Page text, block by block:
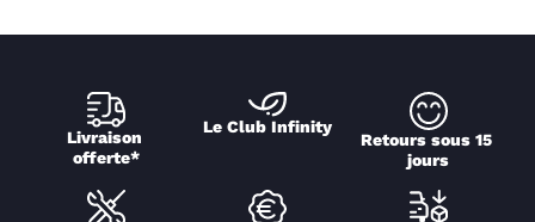
Livraison
offerte*
Le Club Infinity
Retours sous 15
jours